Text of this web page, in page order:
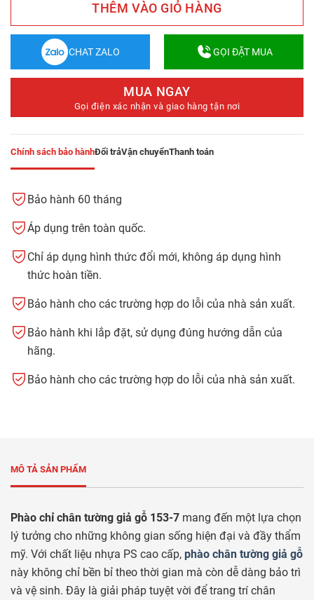
THÊM VÀO GIỎ HÀNG
CHAT ZALO GỌI ĐẶT MUA
MUA NGAY
Gọi điện xác nhận và giao hàng tận nơi
Chính sách bảo hànhĐổi trảVận chuyểnThanh toán
Bảo hành 60 tháng
Áp dụng trên toàn quốc.
Chỉ áp dụng hình thức đổi mới, không áp dụng hình
thức hoàn tiền.
Bảo hành cho các trường hợp do lỗi của nhà sản xuất.
Bảo hành khi lắp đặt, sử dụng đúng hướng dẫn của
hãng.
Bảo hành cho các trường hợp do lỗi của nhà sản xuất.
MÔ TẢ SẢN PHẨM
Phào chỉ chân tường giả gỗ 153-7 mang đến một lựa chọn
lý tưởng cho những không gian sống hiện đại và đầy thẩm
mỹ. Với chất liệu nhựa PS cao cấp, phào chân tường giả gỗ
này không chỉ bền bỉ theo thời gian mà còn dễ dàng bảo trì
và vệ sinh. Đây là giải pháp tuyệt vời để trang trí chân